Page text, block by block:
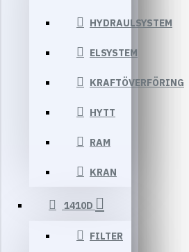
HYDRAULSYSTEM
ELSYSTEM
KRAFTÖVERFÖRING
HYTT
RAM
KRAN
1410D
FILTER